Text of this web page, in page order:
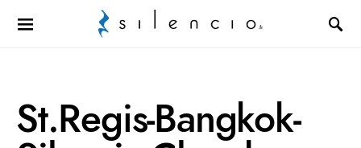
Search for:
St.Regis-Bangkok-